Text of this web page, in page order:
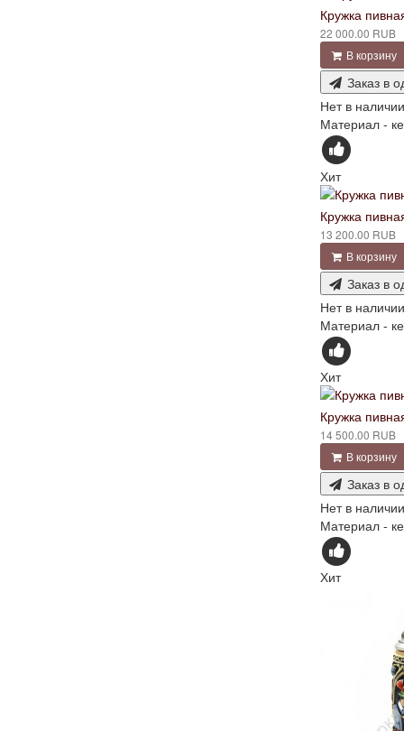
Кружка
22 000.00 RUB
В корзину
Заказ в
Нет в наличии
Материал -
Хит
Кружка
13 200.00 RUB
В корзину
Заказ в
Нет в наличии
Материал -
Хит
Кружка
14 500.00 RUB
В корзину
Заказ в
Нет в наличии
Материал -
Хит